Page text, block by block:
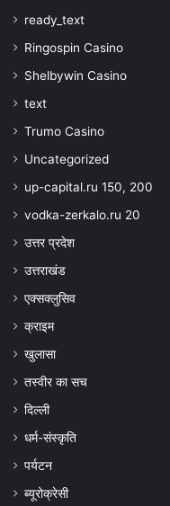
ready_text
Ringospin Casino
Shelbywin Casino
text
Trumo Casino
Uncategorized
up-capital.ru 150, 200
vodka-zerkalo.ru 20
उत्तर प्रदेश
उत्तराखंड
एक्सक्लुसिव
क्राइम
खुलासा
तस्वीर का सच
दिल्ली
धर्म-संस्कृति
पर्यटन
ब्यूरोक्रेसी